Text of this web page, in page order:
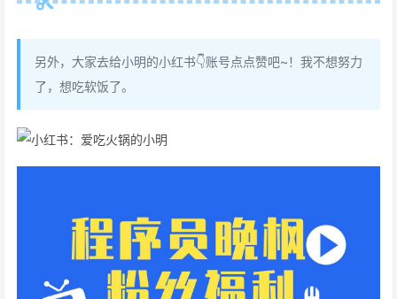
另外，大家去给小明的小红书👇账号点点赞吧~！我不想努力
了，想吃软饭了。